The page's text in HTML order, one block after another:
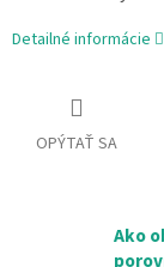
Detailné informácie
OPÝTAŤ SA
Ako